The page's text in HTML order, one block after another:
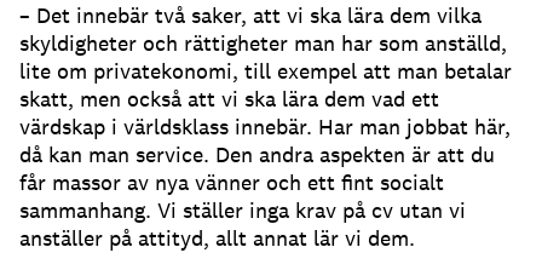
– Det innebär två saker, att vi ska lära dem vilka
skyldigheter och rättigheter man har som anställd,
lite om privatekonomi, till exempel att man betalar
skatt, men också att vi ska lära dem vad ett
värdskap i världsklass innebär. Har man jobbat här,
då kan man service. Den andra aspekten är att du
får massor av nya vänner och ett fint socialt
sammanhang. Vi ställer inga krav på cv utan vi
anställer på attityd, allt annat lär vi dem.